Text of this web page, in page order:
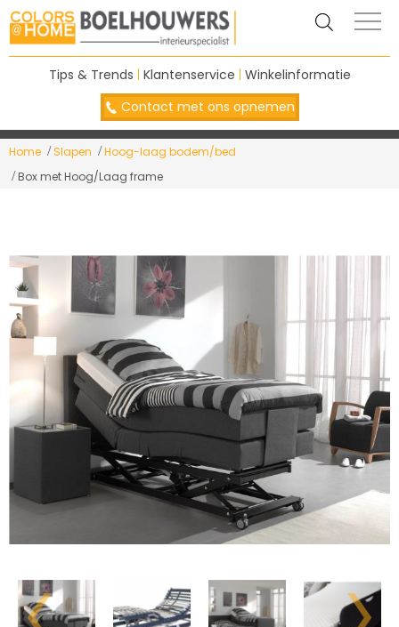
Tips & Trends | Klantenservice | Winkelinformatie
Contact met ons opnemen
Home Slapen
Hoog-laag bodem/bed
Box met Hoog/Laag frame